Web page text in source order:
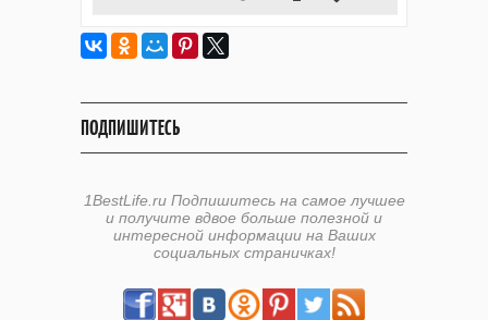
ПОДПИШИТЕСЬ
1BestLife.ru Подпишитесь на самое лучшее
и получите вдвое больше полезной и
интересной информации на Ваших
социальных страничках!